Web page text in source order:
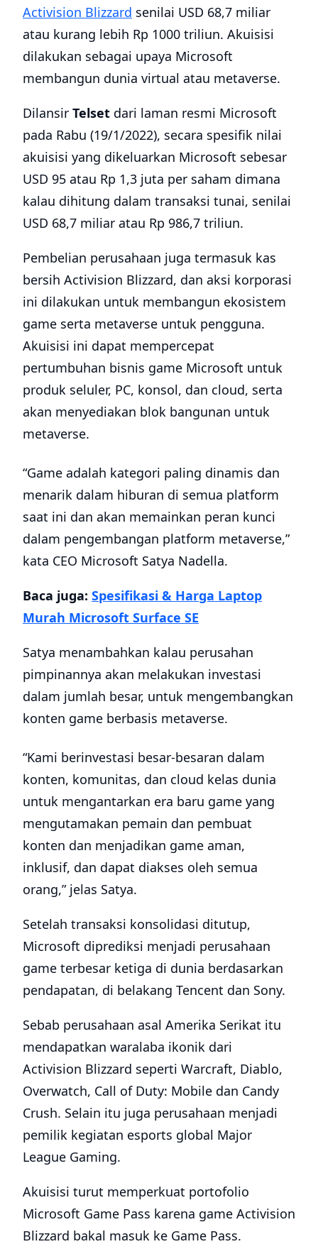
Activision Blizzard senilai USD 68,7 miliar
atau kurang lebih Rp 1000 triliun. Akuisisi
dilakukan sebagai upaya Microsoft
membangun dunia virtual atau metaverse.
Dilansir Telset dari laman resmi Microsoft
pada Rabu (19/1/2022), secara spesifik nilai
akuisisi yang dikeluarkan Microsoft sebesar
USD 95 atau Rp 1,3 juta per saham dimana
kalau dihitung dalam transaksi tunai, senilai
USD 68,7 miliar atau Rp 986,7 triliun.
Pembelian perusahaan juga termasuk kas
bersih Activision Blizzard, dan aksi korporasi
ini dilakukan untuk membangun ekosistem
game serta metaverse untuk pengguna.
Akuisisi ini dapat mempercepat
pertumbuhan bisnis game Microsoft untuk
produk seluler, PC, konsol, dan cloud, serta
akan menyediakan blok bangunan untuk
metaverse.
“Game adalah kategori paling dinamis dan
menarik dalam hiburan di semua platform
saat ini dan akan memainkan peran kunci
dalam pengembangan platform metaverse,”
kata CEO Microsoft Satya Nadella.
Baca juga: Spesifikasi & Harga Laptop
Murah Microsoft Surface SE
Satya menambahkan kalau perusahan
pimpinannya akan melakukan investasi
dalam jumlah besar, untuk mengembangkan
konten game berbasis metaverse.
“Kami berinvestasi besar-besaran dalam
konten, komunitas, dan cloud kelas dunia
untuk mengantarkan era baru game yang
mengutamakan pemain dan pembuat
konten dan menjadikan game aman,
inklusif, dan dapat diakses oleh semua
orang,” jelas Satya.
Setelah transaksi konsolidasi ditutup,
Microsoft diprediksi menjadi perusahaan
game terbesar ketiga di dunia berdasarkan
pendapatan, di belakang Tencent dan Sony.
Sebab perusahaan asal Amerika Serikat itu
mendapatkan waralaba ikonik dari
Activision Blizzard seperti Warcraft, Diablo,
Overwatch, Call of Duty: Mobile dan Candy
Crush. Selain itu juga perusahaan menjadi
pemilik kegiatan esports global Major
League Gaming.
Akuisisi turut memperkuat portofolio
Microsoft Game Pass karena game Activision
Blizzard bakal masuk ke Game Pass.